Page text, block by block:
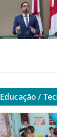
Educação /